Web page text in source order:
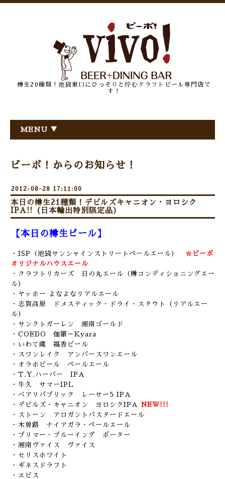
樽生20種類！池袋東口にひっそりと佇むクラフトビール専門店で
す！
MENU ▼
ビーボ！からのお知らせ！
2012-08-28 17:11:00
本日の樽生21種類！デビルズキャニオン・ヨロシク
IPA!!（日本輸出特別限定品）
【本日の樽生ビール】
・ISP（池袋サンシャインストリートペールエール）
☆ビーボ
オリジナルハウスエール
・クラフトリカーズ 日の丸エール（樽コンディショニングエー
ル）
・ヤッホー よなよなリアルエール
・志賀高原 ドメスティック・ドライ・スタウト（リアルエー
ル）
・サンクトガーレン 湘南ゴールド
・COEDO 伽羅～Kyara
・いわて蔵 福香ビール
・スワンレイク アンバースワンエール
・オラホビール ペールエール
・T.Y.ハーバー IPA
・牛久 サマーIPL
・ベアリパブリック レーサー5 IPA
・デビルズ・キャニオン ヨロシクIPA
NEW!!!
・ストーン アロガントバスタードエール
・木曽路 ナイアガラ・ペールエール
・ブリマー・ブルーイング ポーター
・湘南ヴァイス ヴァイス
・セリスホワイト
・ギネスドラフト
・ヱビス